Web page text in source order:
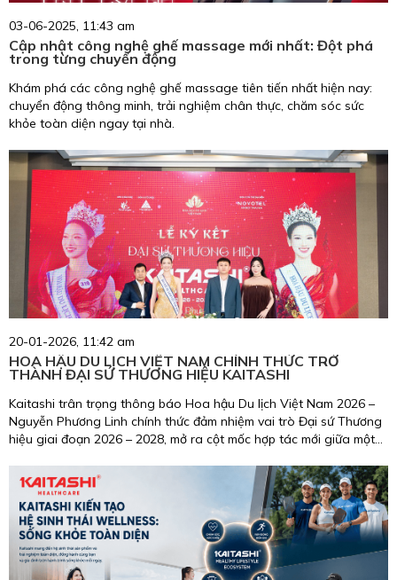
03-06-2025, 11:43 am
Cập nhật công nghệ ghế massage mới nhất: Đột phá
trong từng chuyển động
Khám phá các công nghệ ghế massage tiên tiến nhất hiện nay:
chuyển động thông minh, trải nghiệm chân thực, chăm sóc sức
khỏe toàn diện ngay tại nhà.
20-01-2026, 11:42 am
HOA HẬU DU LỊCH VIỆT NAM CHÍNH THỨC TRỞ
THÀNH ĐẠI SỨ THƯƠNG HIỆU KAITASHI
Kaitashi trân trọng thông báo Hoa hậu Du lịch Việt Nam 2026 –
Nguyễn Phương Linh chính thức đảm nhiệm vai trò Đại sứ Thương
hiệu giai đoạn 2026 – 2028, mở ra cột mốc hợp tác mới giữa một
thương hiệu chăm sóc sức khỏe uy tín tại Việt Nam.